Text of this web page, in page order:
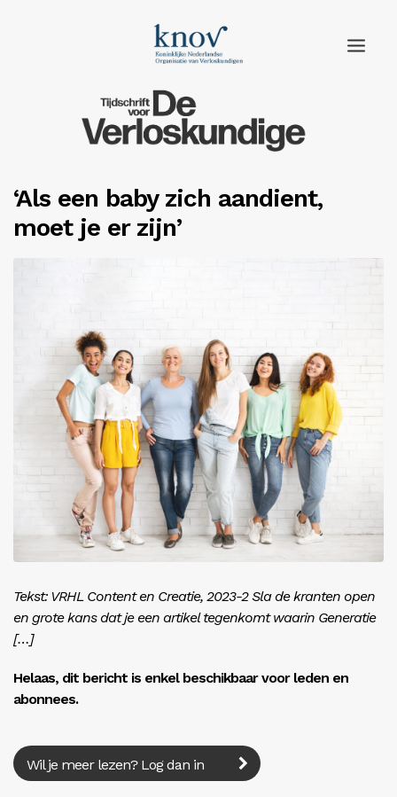
Edities
Adverteren
Contact
Inloggen
‘Als een baby zich aandient,
moet je er zijn’
Tekst: VRHL Content en Creatie, 2023-2 Sla de kranten open
en grote kans dat je een artikel tegenkomt waarin Generatie
[…]
Helaas, dit bericht is enkel beschikbaar voor leden en
abonnees.
Wil je meer lezen? Log dan in